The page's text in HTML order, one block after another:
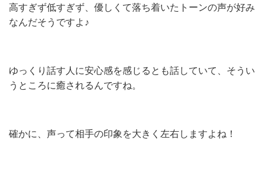
高すぎず低すぎず、優しくて落ち着いたトーンの声が好み
なんだそうですよ♪
ゆっくり話す人に安心感を感じるとも話していて、そうい
うところに癒されるんですね。
確かに、声って相手の印象を大きく左右しますよね！